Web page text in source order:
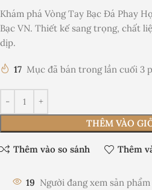
Khám phá Vòng Tay Bạc Đá Phay
Bạc VN. Thiết kế sang trọng, chất
dịp.
17 Mục đã bán trong lần cuối 3
THÊM VÀO
Thêm vào so sánh Thêm
19 Người đang xem sản phẩm